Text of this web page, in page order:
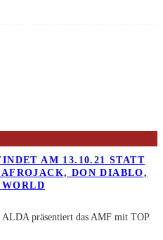
AM 13.10.21 STATT
DON DIABLO,
präsentiert das AMF mit TOP